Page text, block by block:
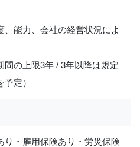
能力、会社の経営状況によ
間の上限3年 / 3年以降は規定
定）
り・雇用保険あり・労災保険